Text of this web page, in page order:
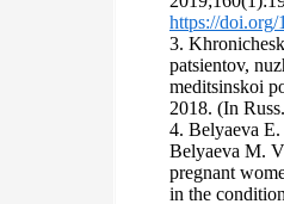
https://doi.org/
3.
patsientov,
meditsinskoi
2018. (In
4. Belyaeva
Belyaeva M.
pregnant
in the